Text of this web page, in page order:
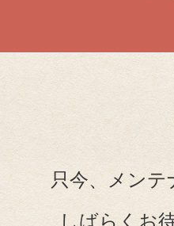
只今、メン
しばらくお